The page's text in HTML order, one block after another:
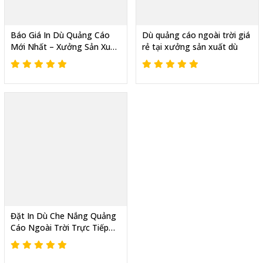
Báo Giá In Dù Quảng Cáo
Mới Nhất – Xưởng Sản Xuất
Trực Tiếp, Thiết Kế Theo
Yêu Cầu
Dù quảng cáo ngoài trời giá
rẻ tại xưởng sản xuất dù
Đặt In Dù Che Nắng Quảng
Cáo Ngoài Trời Trực Tiếp
Tại Xưởng – Giá Chỉ từ 400k
- Có Xuất VAT